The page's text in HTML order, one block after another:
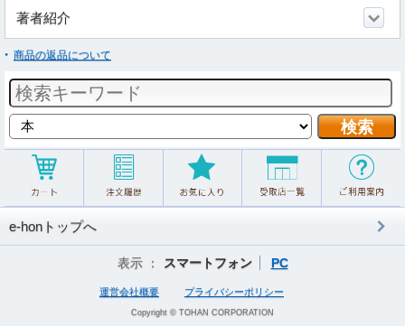
著者紹介
商品の返品について
e-honトップへ
表示 ： スマートフォン PC
運営会社概要 プライバシーポリシー
Copyright © TOHAN CORPORATION